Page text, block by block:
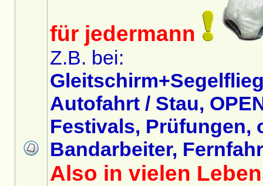
für jedermann
Z.B. bei:
Autofahrt / Stau,
Festivals, Prüfungen,
Bandarbeiter,
Also in vielen